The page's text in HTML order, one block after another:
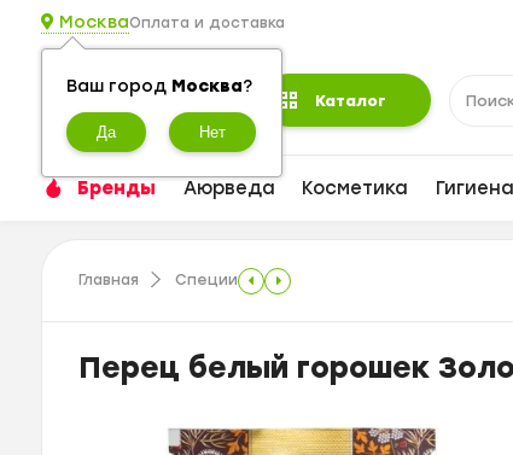
Москва
Ваш город Москва?
Оплата и доставка
Каталог
Бренды Аюрведа Косметика Гигиена
Главная Специи
Перец белый горошек